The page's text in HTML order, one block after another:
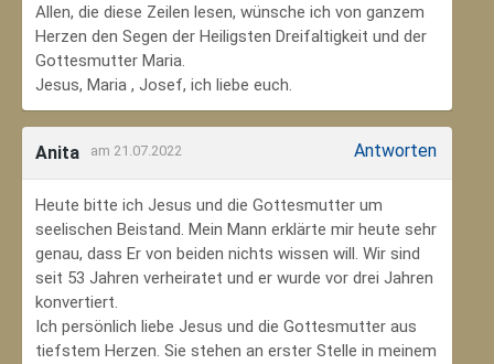
Allen, die diese Zeilen lesen, wünsche ich von ganzem
Herzen den Segen der Heiligsten Dreifaltigkeit und der
Gottesmutter Maria.
Jesus, Maria , Josef, ich liebe euch.
Anita am 21.07.2022 Antworten
Heute bitte ich Jesus und die Gottesmutter um
seelischen Beistand. Mein Mann erklärte mir heute sehr
genau, dass Er von beiden nichts wissen will. Wir sind
seit 53 Jahren verheiratet und er wurde vor drei Jahren
konvertiert.
Ich persönlich liebe Jesus und die Gottesmutter aus
tiefstem Herzen. Sie stehen an erster Stelle in meinem